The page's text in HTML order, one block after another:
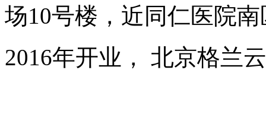
场10号楼，近同仁医院南
2016年开业， 北京格